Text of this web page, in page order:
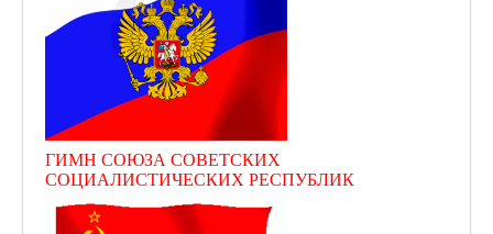
КОНТАКТЫ
ГИМН СОЮЗА СОВЕТСКИХ
СОЦИАЛИСТИЧЕСКИХ РЕСПУБЛИК